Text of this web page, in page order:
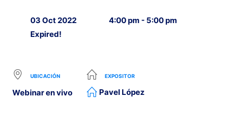
03 Oct 2022
Expired!
4:00 pm - 5:00 pm
UBICACIÓN
Webinar en vivo
EXPOSITOR
Pavel López